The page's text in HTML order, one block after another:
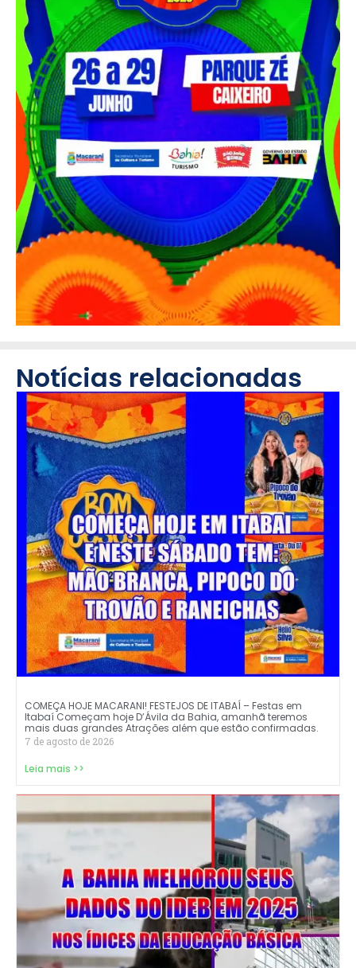
Notícias relacionadas
COMEÇA HOJE MACARANI! FESTEJOS DE ITABAÍ – Festas em
Itabaí Começam hoje D’Ávila da Bahia, amanhã teremos
mais duas grandes Atrações além que estão confirmadas.
7 de agosto de 2026
Leia mais >>